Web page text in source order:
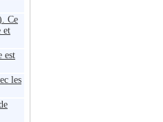
Ce
et
est
les